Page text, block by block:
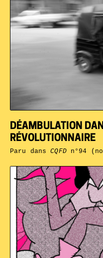
DÉAMBULATION
RÉVOLUTIONNAIRE
Paru dansCQFDn°94